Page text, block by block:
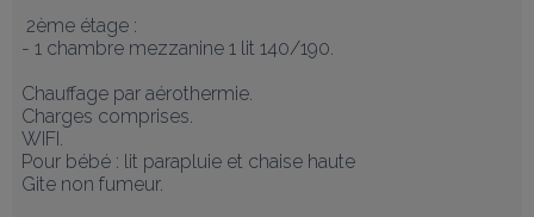
- 1 chambre mezzanine 1 lit 140/190.
Chauffage par aérothermie.
Charges comprises.
WIFI.
Pour bébé : lit parapluie et chaise haute
Gite non fumeur.